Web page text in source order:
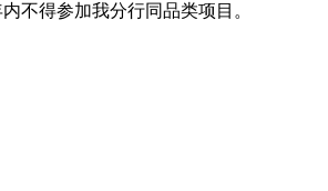
不得参加我分行同品类项目。